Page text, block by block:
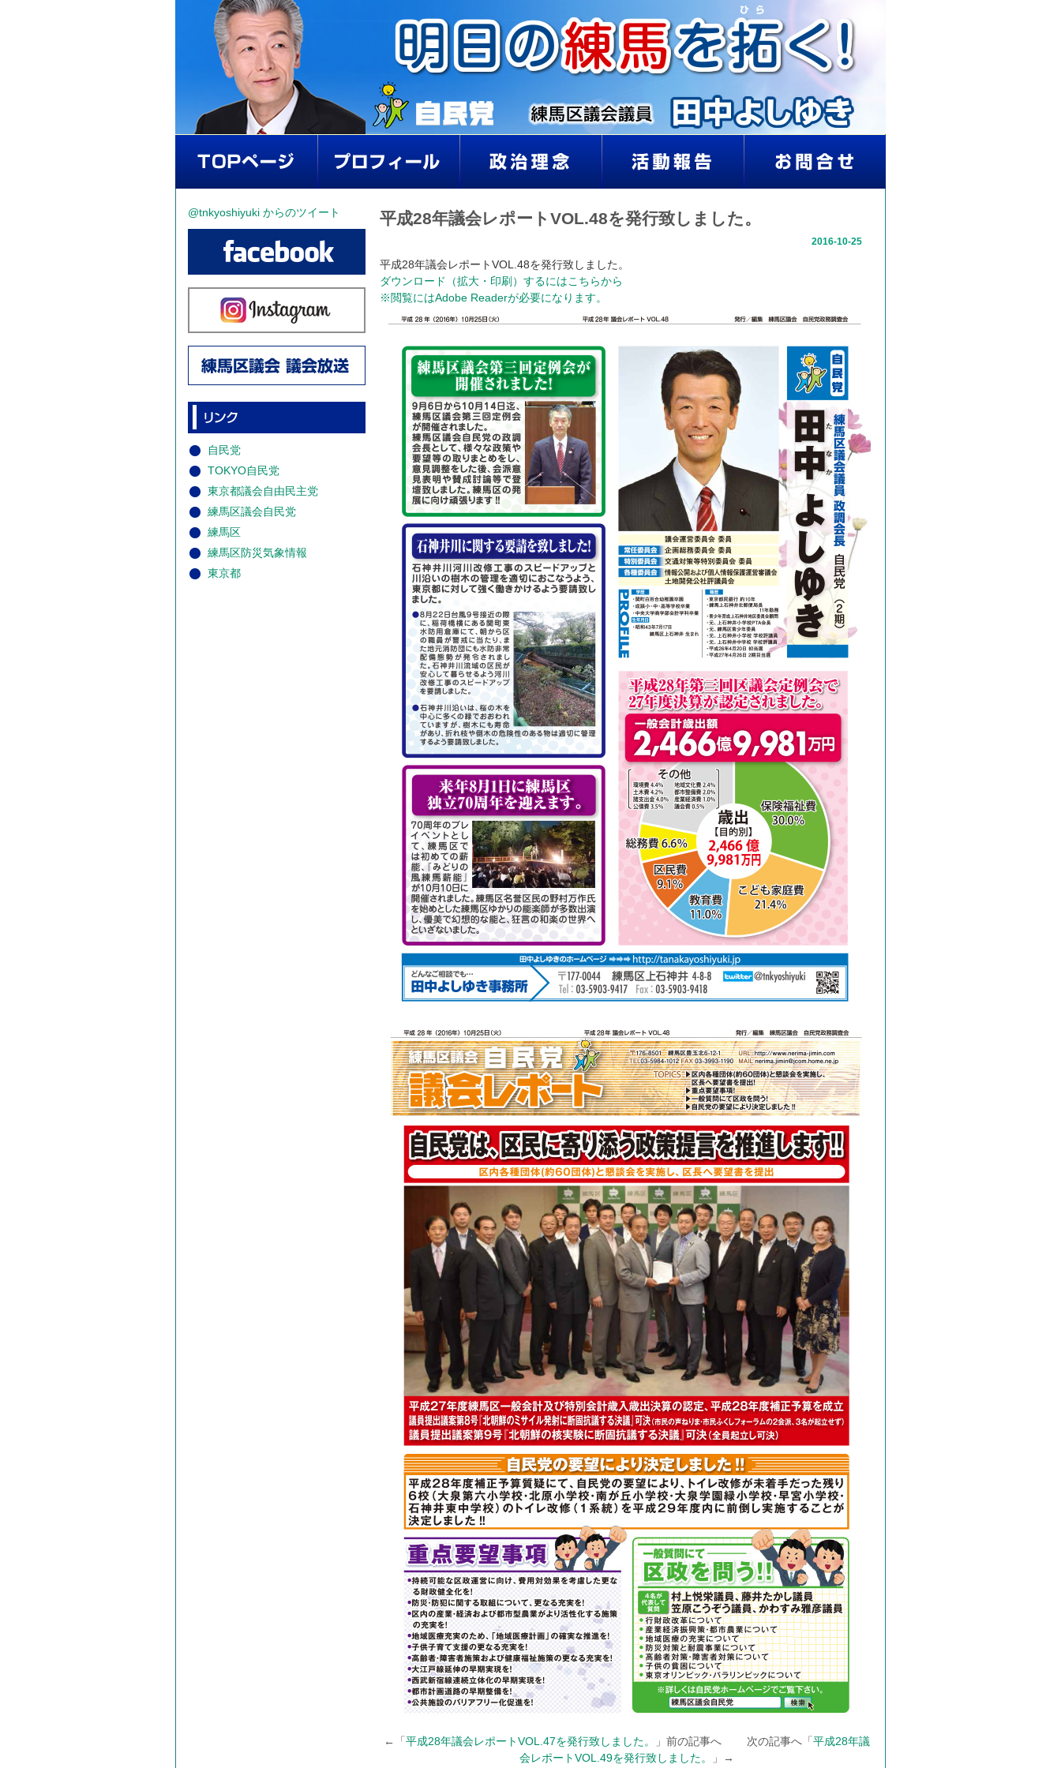
平成28年議会レポートVOL.48を発行致しました。
2016-10-25
平成28年議会レポートVOL.48を発行致しました。
ダウンロード（拡大・印刷）するにはこちらから
※閲覧にはAdobe Readerが必要になります。
←「 平成28年議会レポートVOL.47を発行致しました。 」前の記事へ 次の記事へ「 平成28年議
会レポートVOL.49を発行致しました。
」→
@tnkyoshiyuki からのツイート
自民党
TOKYO自民党
東京都議会自由民主党
練馬区議会自民党
練馬区
練馬区防災気象情報
東京都